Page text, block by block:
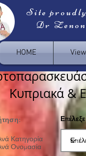
Site
Dr
HOME
Κυπριακά &
Κατηγορία
Ονομασία